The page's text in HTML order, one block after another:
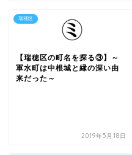
瑞穂区
【瑞穂区の町名を探る③】～
軍水町は中根城と縁の深い由
来だった～
2019年5月18日